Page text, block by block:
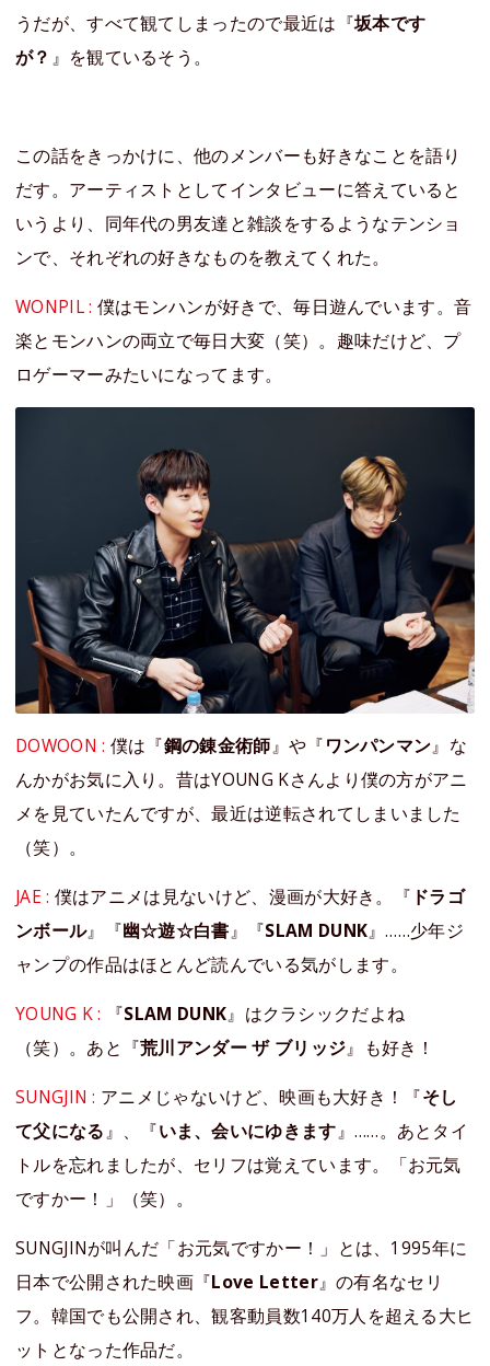
うだが、すべて観てしまったので最近は『坂本です
が？ 』を観ているそう。
この話をきっかけに、他のメンバーも好きなことを語り
だす。アーティストとしてインタビューに答えていると
いうより、同年代の男友達と雑談をするようなテンショ
ンで、それぞれの好きなものを教えてくれた。
WONPIL : 僕はモンハンが好きで、毎日遊んでいます。音
楽とモンハンの両立で毎日大変（笑）。趣味だけど、プ
ロゲーマーみたいになってます。
DOWOON : 僕は『鋼の錬金術師』や『ワンパンマン』な
んかがお気に入り。昔はYOUNG Kさんより僕の方がアニ
メを見ていたんですが、最近は逆転されてしまいました
（笑）。
JAE : 僕はアニメは見ないけど、漫画が大好き。『 ドラゴ
ンボール』『幽☆遊☆白書』『SLAM DUNK』……少年ジ
ャンプの作品はほとんど読んでいる気がします。
YOUNG K : 『SLAM DUNK』はクラシックだよね
（笑）。あと『荒川アンダー ザ ブリッジ』も好き！
SUNGJIN : アニメじゃないけど、映画も大好き！『そし
て父になる』、『いま、会いにゆきます』……。あとタイ
トルを忘れましたが、セリフは覚えています。「お元気
ですかー！」（笑）。
SUNGJINが叫んだ「お元気ですかー！」とは、1995年に
日本で公開された映画『Love Letter』の有名なセリ
フ。韓国でも公開され、観客動員数140万人を超える大ヒ
ットとなった作品だ。